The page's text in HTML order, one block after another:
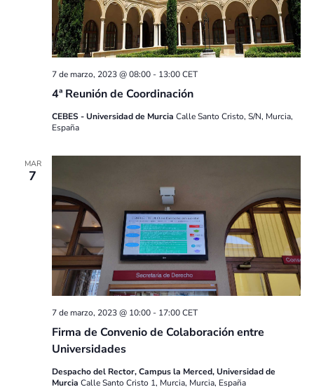
4ª Reunión de Coordinación
7 de marzo, 2023 @ 08:00- 13:00 CET
CEBES - Universidad de Murcia Calle Santo Cristo, S/N, Murcia,
España
MAR
7
Firma de Convenio de Colaboración entre
Universidades
7 de marzo, 2023 @ 10:00- 17:00 CET
Despacho del Rector, Campus la Merced, Universidad de
Murcia Calle Santo Cristo 1, Murcia, Murcia, España